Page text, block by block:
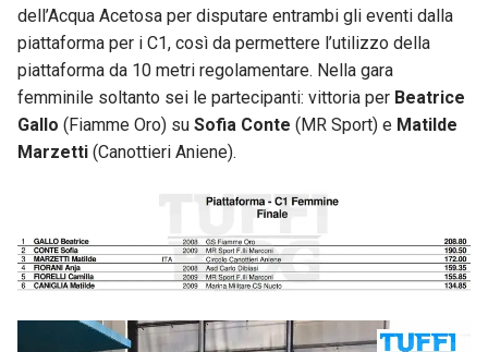
dell’Acqua Acetosa per disputare entrambi gli eventi dalla
piattaforma per i C1, così da permettere l’utilizzo della
piattaforma da 10 metri regolamentare. Nella gara
femminile soltanto sei le partecipanti: vittoria per Beatrice
Gallo (Fiamme Oro) su Sofia Conte (MR Sport) e Matilde
Marzetti (Canottieri Aniene).